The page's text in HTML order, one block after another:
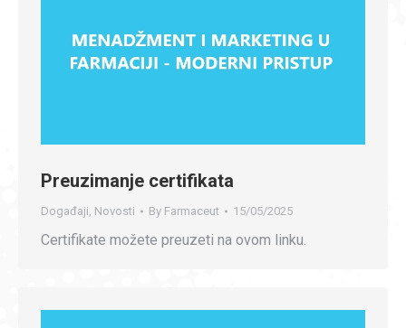
Preuzimanje certifikata
Događaji, Novosti By Farmaceut 15/05/2025
Certifikate možete preuzeti na ovom linku.